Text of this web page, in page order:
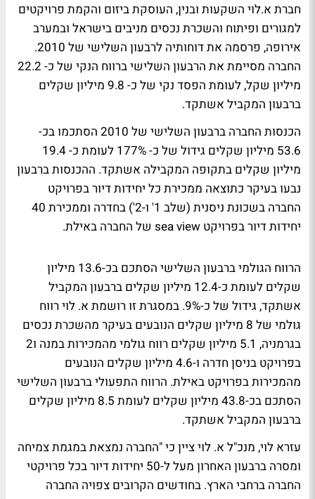
חברת א.לוי השקעות ובנין, העוסקת ביזום והקמת פרויקטים
למגורים ופיתוח והשכרת נכסים מניבים בישראל ובמערב
אירופה, פרסמה את דוחותיה לרבעון השלישי של 2010.
החברה מסיימת את הרבעון השלישי ברווח הנקי של כ- 22.2
מיליון שקל, לעומת הפסד נקי של כ- 9.8 מיליון שקלים
ברבעון המקביל אשתקד.
הכנסות החברה ברבעון השלישי של 2010 הסתכמו בכ-
53.6 מיליון שקלים גידול של כ- 177% לעומת כ- 19.4
מיליון שקלים בתקופה המקבילה אשתקד. ההכנסות ברבעון
נבעו בעיקר כתוצאה ממכירת כל יחידות דיור בפרויקט
החברה בשכונת ניסנית (שלב 1' ו-2') בחדרה וממכירת 40
יחידות דיור בפרויקט sea view של החברה באילת.
הרווח הגולמי ברבעון השלישי הסתכם בכ-13.6 מיליון
שקלים לעומת כ-12.4 מיליון שקלים ברבעון המקביל
אשתקד, גידול של כ-9%. במסגרת זו רושמת א. לוי רווח
גולמי של 8 מיליון שקלים הנובעים בעיקר מהשכרת נכסים
בגרמניה, 5.1 מיליון שקלים רווח גולמי מהמכירות במנה ו2
בפרויקט בניסן חדרה ו-4.6 מיליון שקלים הנובעים
מהמכירות בפרויקט באילת. הרווח התפעולי ברבעון השלישי
הסתכם בכ-43.8 מיליון שקלים לעומת 8.5 מיליון שקלים
ברבעון המקביל אשתקד.
עזרא לוי, מנכ"ל א. לוי ציין כי "החברה נמצאת במגמת צמיחה
ומסרה ברבעון האחרון מעל ל-50 יחידות דיור בכל פרויקטי
החברה ברחבי הארץ. בחודשים הקרובים צפויה החברה